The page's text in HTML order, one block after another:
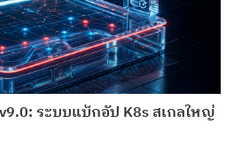
v9.0: ระบบแบ็กอัป K8s สเกลใหญ่